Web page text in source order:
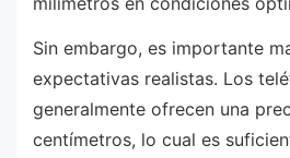
Sin embargo, es importante
expectativas realistas. Los
generalmente ofrecen una
centímetros, lo cual es